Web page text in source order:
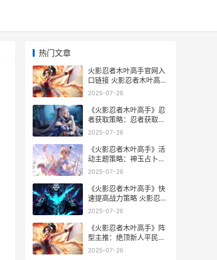
热门文章
火影忍者木叶高手官网入
口链接 火影忍者木叶高手
怎么样
2025-07-26
《火影忍者木叶高手》忍
者获取策略：忍者获取方
式盘点 火影忍者木叶高手
2025-07-26
《火影忍者木叶高手》活
动主题策略：神玉占卜和
九尾挑战 火影忍者木叶f4
2025-07-26
《火影忍者木叶高手》快
速提高战力策略 火影忍者
木叶丸
2025-07-26
《火影忍者木叶高手》阵
型主推：绝顶新人平民阵
型组合策略 火影忍者木叶
2025-07-26